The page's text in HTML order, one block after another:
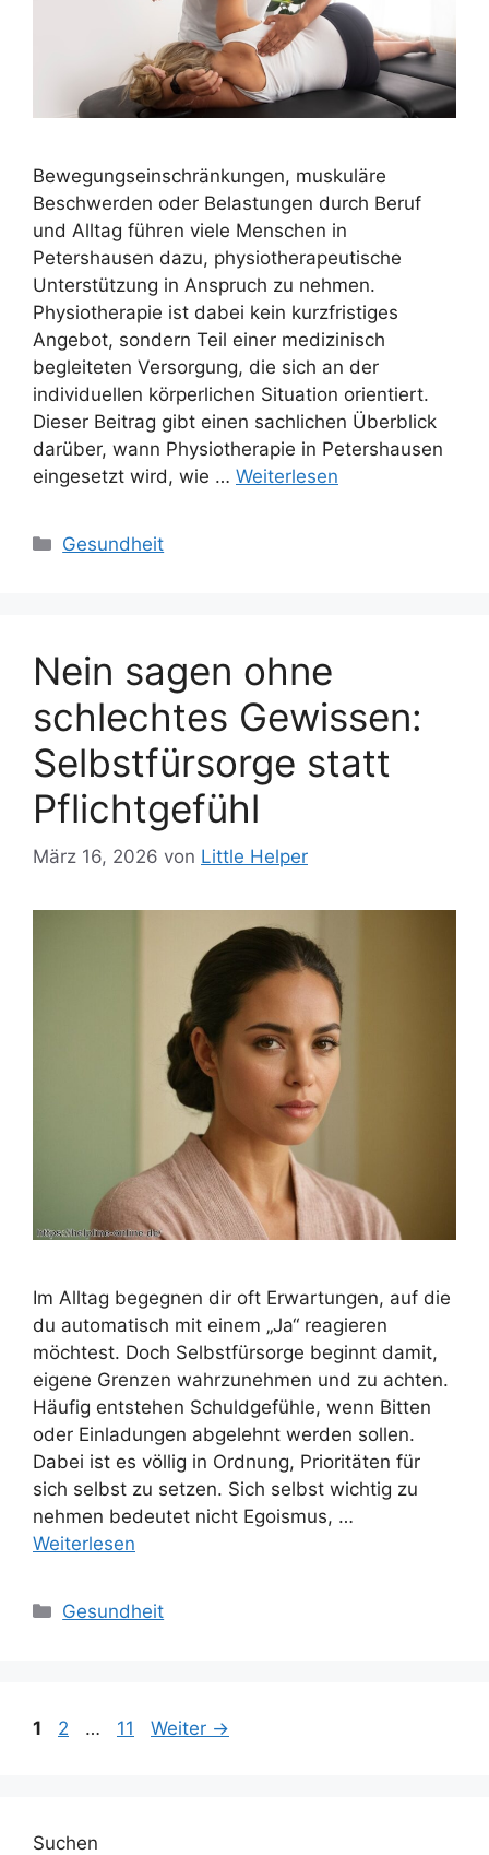
Bewegungseinschränkungen, muskuläre
Beschwerden oder Belastungen durch Beruf
und Alltag führen viele Menschen in
Petershausen dazu, physiotherapeutische
Unterstützung in Anspruch zu nehmen.
Physiotherapie ist dabei kein kurzfristiges
Angebot, sondern Teil einer medizinisch
begleiteten Versorgung, die sich an der
individuellen körperlichen Situation orientiert.
Dieser Beitrag gibt einen sachlichen Überblick
darüber, wann Physiotherapie in Petershausen
eingesetzt wird, wie … Weiterlesen
Kategorien
Gesundheit
Nein sagen ohne
schlechtes Gewissen:
Selbstfürsorge statt
Pflichtgefühl
März 16, 2026 von Little Helper
Im Alltag begegnen dir oft Erwartungen, auf die
du automatisch mit einem „Ja“ reagieren
möchtest. Doch Selbstfürsorge beginnt damit,
eigene Grenzen wahrzunehmen und zu achten.
Häufig entstehen Schuldgefühle, wenn Bitten
oder Einladungen abgelehnt werden sollen.
Dabei ist es völlig in Ordnung, Prioritäten für
sich selbst zu setzen. Sich selbst wichtig zu
nehmen bedeutet nicht Egoismus, …
Weiterlesen
Kategorien
Gesundheit
Seite
1 Seite
2 … Seite
11 Weiter →
Suchen